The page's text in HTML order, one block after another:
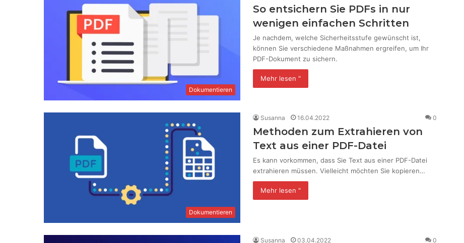
Dokumentieren
So entsichern Sie PDFs in nur
wenigen einfachen Schritten
Je nachdem, welche Sicherheitsstufe gewünscht ist,
können Sie verschiedene Maßnahmen ergreifen, um Ihr
PDF-Dokument zu sichern.
Mehr lesen "
Dokumentieren
Susanna 16.04.2022 0
Methoden zum Extrahieren von
Text aus einer PDF-Datei
Es kann vorkommen, dass Sie Text aus einer PDF-Datei
extrahieren müssen. Vielleicht möchten Sie kopieren…
Mehr lesen "
Susanna 03.04.2022 0